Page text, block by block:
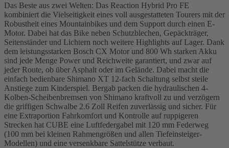
Das Beste aus zwei Welten: Das Reaction Hybrid Pro FE
kombiniert die Vielseitigkeit eines voll ausgestatteten Tourers mit der
Robustheit eines Mountainbikes und dem Support durch einen E-
Motor. Dabei hat das Bike neben Schutzblechen, Gepäckträger,
Seitenständer und Lichtern noch weitere Highlights auf Lager. Dank
dem leistungsstarken Bosch CX Motor und 800 Wh starken Akku
sind jede Menge Power und Reichweite garantiert, und zwar auf
jeder Route, ob über Asphalt oder im Gelände. Dabei macht die
einfach bedienbare Shimano XT 12-fach Schaltung selbst steile
Anstiege zum Kinderspiel. Bergab packen die hydraulischen 4-
Kolben-Scheibenbremsen von Shimano kraftvoll zu und verzögern
die griffigen Schwalbe 2.6 Zoll Reifen zuverlässig und sicher. Für
eine Extraportion Fahrkomfort und Kontrolle auf ruppigeren
Strecken hat CUBE eine Luftfedergabel mit 120 mm Federweg
(100 mm bei kleinen Rahmengrößen und allen Tiefeinsteiger-
Modellen) und eine versenkbare Sattelstütze verbaut.